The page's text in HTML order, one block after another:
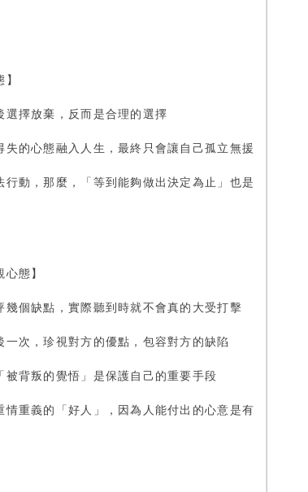
擇放棄，反而是合理的選擇
的心態融入人生，最終只會讓自己孤立無援
動，那麼，「等到能夠做出決定為止」也是
態】
個缺點，實際聽到時就不會真的大受打擊
次，珍視對方的優點，包容對方的缺陷
背叛的覺悟」是保護自己的重要手段
重義的「好人」，因為人能付出的心意是有